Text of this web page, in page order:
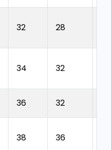
32 28
34 32
36 32
38 36